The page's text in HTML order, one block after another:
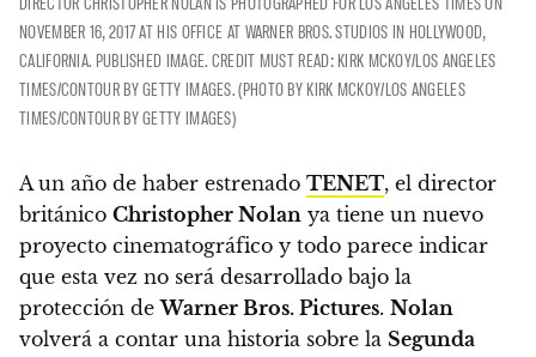
NOVEMBER 16, 2017 AT HIS OFFICE AT WARNER BROS. STUDIOS IN HOLLYWOOD,
CALIFORNIA. PUBLISHED IMAGE. CREDIT MUST READ: KIRK MCKOY/LOS ANGELES
TIMES/CONTOUR BY GETTY IMAGES. (PHOTO BY KIRK MCKOY/LOS ANGELES
TIMES/CONTOUR BY GETTY IMAGES)
A un año de haber estrenado TENET, el director
británico Christopher Nolan ya tiene un nuevo
proyecto cinematográfico y todo parece indicar
que esta vez no será desarrollado bajo la
protección deWarner Bros. Pictures. Nolan
volverá a contar una historia sobre la Segunda